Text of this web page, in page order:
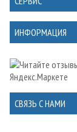
ИНФОРМАЦИЯ
СВЯЗЬ С НАМИ